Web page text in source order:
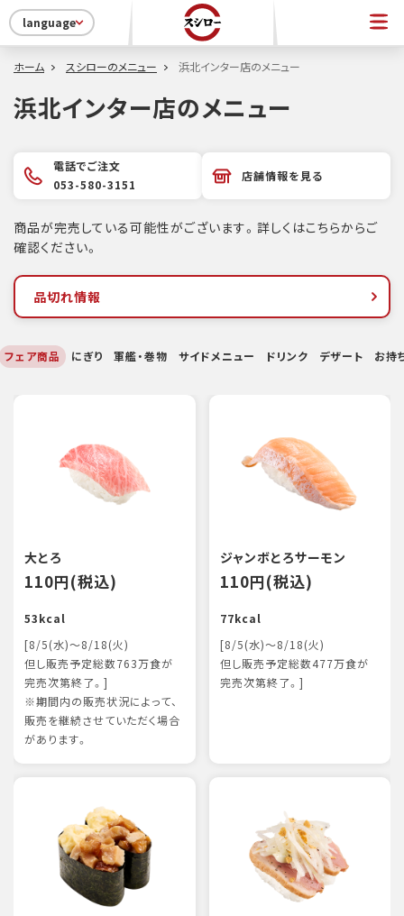
language
ホーム スシローのメニュー 浜北インター店のメニュー
浜北インター店のメニュー
電話でご注文
053-580-3151
店舗情報を見る
商品が完売している可能性がございます。詳しくはこちらからご
確認ください。
品切れ情報
フェア商品 にぎり 軍艦・巻物 サイドメニュー ドリンク デザート お持
大とろ
110円(税込)
53kcal
[8/5(水)～8/18(火)
但し販売予定総数763万食が
完売次第終了。]
※期間内の販売状況によって、
販売を継続させていただく場合
があります。
ジャンボとろサーモン
110円(税込)
77kcal
[8/5(水)～8/18(火)
但し販売予定総数477万食が
完売次第終了。]